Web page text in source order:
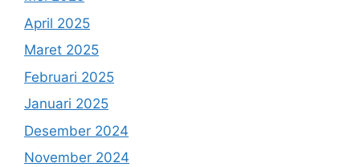
April 2025
Maret 2025
Februari 2025
Januari 2025
Desember 2024
November 2024